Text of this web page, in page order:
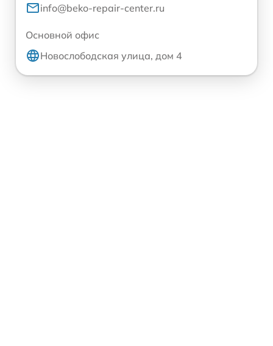
info@beko-repair-center.ru
Основной офис
Новослободская улица, дом 4